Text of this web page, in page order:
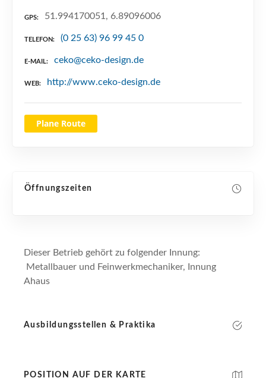
GPS 51.994170051, 6.89096006
TELEFON (0 25 63) 96 99 45 0
E-MAIL ceko@ceko-design.de
WEB http://www.ceko-design.de
Plane Route
Öffnungszeiten
Dieser Betrieb gehört zu folgender Innung:
Metallbauer und Feinwerkmechaniker, Innung
Ahaus
Ausbildungsstellen & Praktika
POSITION AUF DER KARTE